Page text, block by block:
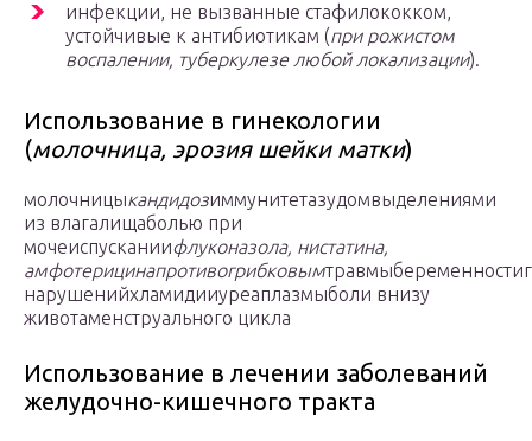
инфекции, не вызванные стафилококком,
устойчивые к антибиотикам (при рожистом
воспалении, туберкулезе любой локализации).
Использование в гинекологии
(молочница, эрозия шейки матки)
молочницыкандидозиммунитетазудомвыделениями
из влагалищаболью при
мочеиспусканиифлуконазола, нистатина,
амфотерицинапротивогрибковым
нарушенийхламидииуреаплазмыболи внизу
животаменструального цикла
Использование в лечении заболеваний
желудочно-кишечного тракта